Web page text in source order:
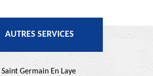
AUTRES SERVICES
Germain En Laye